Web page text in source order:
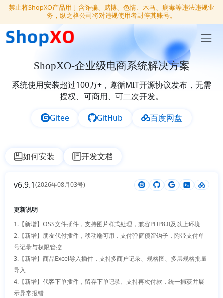
禁止将ShopXO产品用于含诈骗、赌博、色情、木马、病毒等违法违规业
务，纵之格公司将对违规使用者封停其账号。
ShopXO-企业级电商系统解决方案
系统使用安装超过100万+，遵循MIT开源协议发布，无需
授权、可商用、可二次开发。
Gitee
GitHub 百度网盘
如何安装 开发文档
v6.9.1(2026年08月03号)
更新说明
1.【新增】OSS文件插件，支持图片样式处理，兼容PHP8.0及以上环境
2.【新增】朋友代付插件，移动端可用，支付弹窗预留钩子，附带支付单
号记录与权限管控
3.【新增】商品Excel导入插件，支持多商户记录、规格图、多层规格批量
导入
4.【新增】代客下单插件，留存下单记录、支持再次付款，统一捕获并展
示异常报错